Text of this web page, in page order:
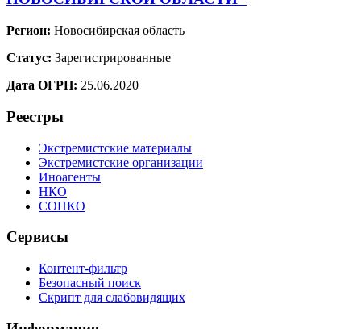
Регион: Новосибирская область
Статус: Зарегистрированные
Дата ОГРН: 25.06.2020
Реестры
Экстремистские материалы
Экстремистские организации
Иноагенты
НКО
СОНКО
Сервисы
Контент-фильтр
Безопасный поиск
Скрипт для слабовидящих